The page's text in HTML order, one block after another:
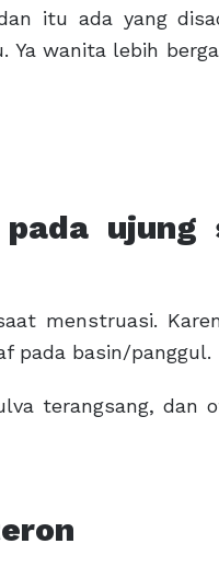
itu ada yang
Ya wanita lebih
ujung
menstruasi.
pada basin/panggul.
terangsang, dan